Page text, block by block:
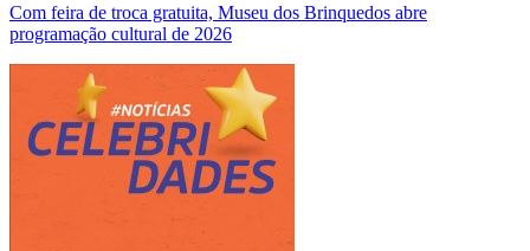
Com feira de troca gratuita, Museu dos Brinquedos abre
programação cultural de 2026